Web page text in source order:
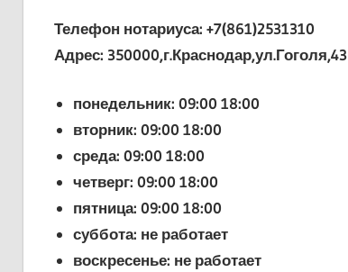
Телефон нотариуса: +7(861)2531310
Адрес: 350000,г.Краснодар,ул.Гоголя,43
понедельник: 09:00 18:00
вторник: 09:00 18:00
среда: 09:00 18:00
четверг: 09:00 18:00
пятница: 09:00 18:00
суббота: не работает
воскресенье: не работает